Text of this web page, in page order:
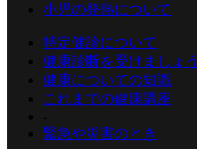
小児の発熱について
特定健診について
健康診断を受けましょう
健康についての知識
これまでの健康講座
緊急や災害のとき